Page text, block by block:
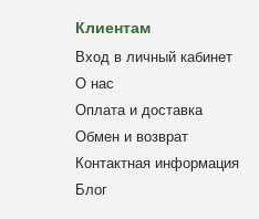
Клиентам
Вход в личный кабинет
О нас
Оплата и доставка
Обмен и возврат
Контактная информация
Блог